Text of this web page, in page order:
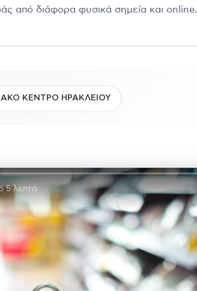
από διάφορα φυσικά σημεία και online.
ΚΕΝΤΡΟ ΗΡΑΚΛΕΙΟΥ
5 λεπτά